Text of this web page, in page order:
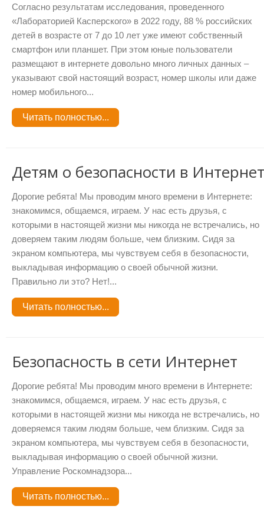
Согласно результатам исследования, проведенного
«Лабораторией Касперского» в 2022 году, 88 % российских
детей в возрасте от 7 до 10 лет уже имеют собственный
смартфон или планшет. При этом юные пользователи
размещают в интернете довольно много личных данных –
указывают свой настоящий возраст, номер школы или даже
номер мобильного...
Читать полностью...
Детям о безопасности в
Дорогие ребята! Мы проводим много времени в Интернете:
знакомимся, общаемся, играем. У нас есть друзья, с
которыми в настоящей жизни мы никогда не встречались, но
доверяем таким людям больше, чем близким. Сидя за
экраном компьютера, мы чувствуем себя в безопасности,
выкладывая информацию о своей обычной жизни.
Правильно ли это? Нет!...
Читать полностью...
Безопасность в сети Интернет
Дорогие ребята! Мы проводим много времени в Интернете:
знакомимся, общаемся, играем. У нас есть друзья, с
которыми в настоящей жизни мы никогда не встречались, но
доверяемся таким людям больше, чем близким. Сидя за
экраном компьютера, мы чувствуем себя в безопасности,
выкладывая информацию о своей обычной жизни.
Управление Роскомнадзора...
Читать полностью...